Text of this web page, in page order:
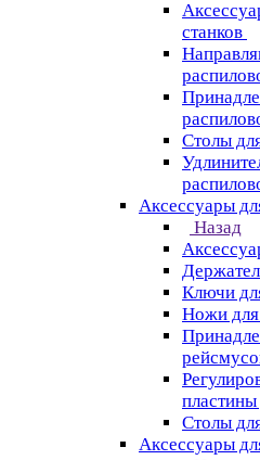
станков
Столы
Аксессуары
Назад
Ключи
Ножи
Столы
Аксессуары